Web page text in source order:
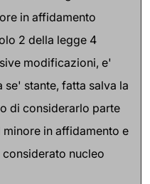
in affidamento
2 della legge 4
modificazioni, e'
stante, fatta salva la
di considerarlo parte
in affidamento e
nucleo